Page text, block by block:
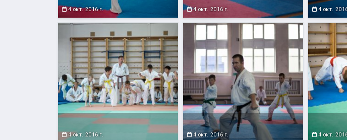
4 окт. 2016 г. 4 окт. 2016 г. 4 окт.
4 окт. 2016 г. 4 окт. 2016 г. 4 окт.